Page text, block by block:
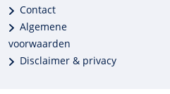
Contact
Algemene
voorwaarden
Disclaimer & privacy